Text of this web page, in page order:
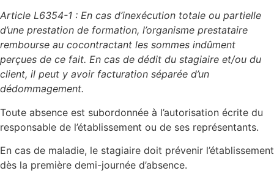
Article L6354-1 : En cas d’inexécution totale ou partielle
d’une prestation de formation, l’organisme prestataire
rembourse au cocontractant les sommes indûment
perçues de ce fait. En cas de dédit du stagiaire et/ou du
client, il peut y avoir facturation séparée d’un
dédommagement.
Toute absence est subordonnée à l’autorisation écrite du
responsable de l’établissement ou de ses représentants.
En cas de maladie, le stagiaire doit prévenir l’établissement
dès la première demi-journée d’absence.